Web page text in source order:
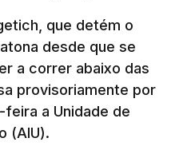
que detém o
desde que se
a correr abaixo das
provisoriamente por
a Unidade de
(AIU).